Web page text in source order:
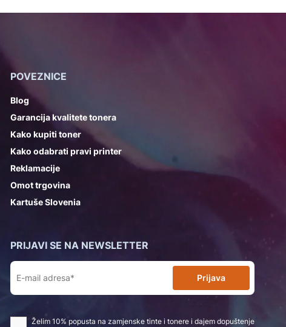
POVEZNICE
Blog
Garancija kvalitete tonera
Kako kupiti toner
Kako odabrati pravi printer
Reklamacije
Omot trgovina
Kartuše Slovenia
PRIJAVI SE NA NEWSLETTER
Prijava
Želim 10% popusta na zamjenske tinte i tonere i dajem dopuštenje